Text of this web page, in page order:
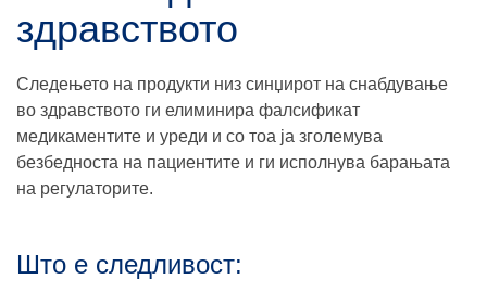
здравството
Следењето на продукти низ синџирот на снабдување
во здравството ги елиминира фалсификат
медикаментите и уреди и со тоа ја зголемува
безбедноста на пациентите и ги исполнува барањата
на регулаторите.
Што е следливост: